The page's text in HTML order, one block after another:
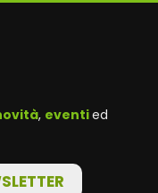
, eventied